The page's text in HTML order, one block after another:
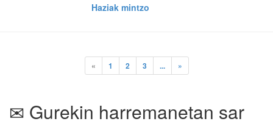
Haziak mintzo
« 1 2 3 ... »
Gurekin harremanetan sar